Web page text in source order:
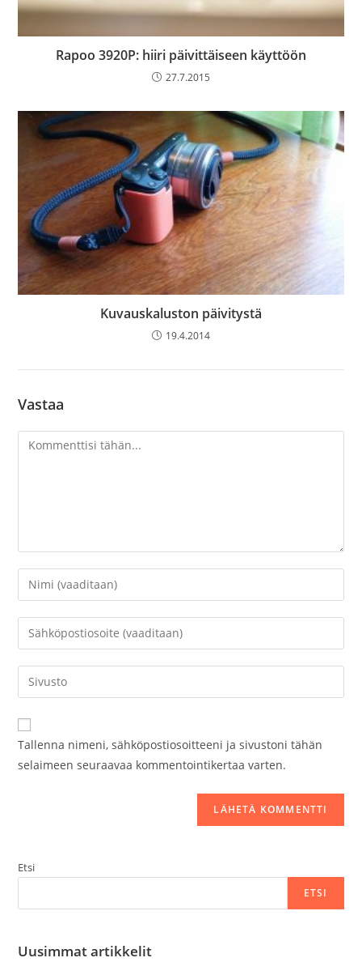
Rapoo 3920P: hiiri päivittäiseen käyttöön
27.7.2015
Kuvauskaluston päivitystä
19.4.2014
Vastaa
Kommentti
Kirjoita
nimesi
tai
käyttäjätunnuksesi
Kirjoita
sähköpostiosoitteesi
kommentoidaksesi
Kirjoita
sivustosi
verkko-
osoite/URL
Tallenna nimeni, sähköpostiosoitteeni ja sivustoni tähän
selaimeen seuraavaa kommentointikertaa varten.
Etsi
ETSI
Uusimmat artikkelit